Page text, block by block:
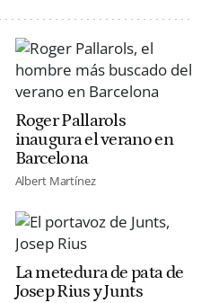
Roger Pallarols
inaugura el verano en
Barcelona
Albert Martínez
La metedura de pata de
Josep Rius y Junts